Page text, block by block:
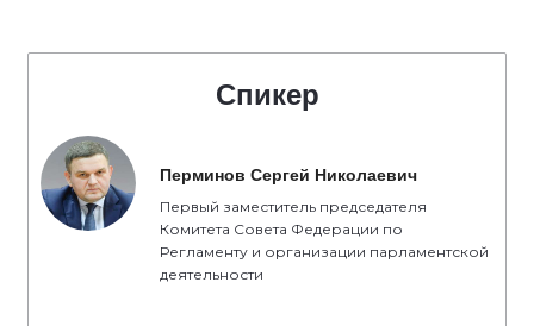
Спикер
Перминов Сергей Николаевич
Первый заместитель председателя
Комитета Совета Федерации по
Регламенту и организации парламентской
деятельности